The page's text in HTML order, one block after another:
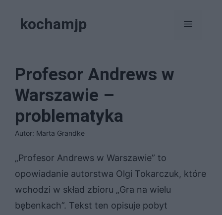
kochamjp Menu
Profesor Andrews w
Warszawie –
problematyka
Autor: Marta Grandke
„Profesor Andrews w Warszawie” to
opowiadanie autorstwa Olgi Tokarczuk, które
wchodzi w skład zbioru „Gra na wielu
bębenkach”. Tekst ten opisuje pobyt